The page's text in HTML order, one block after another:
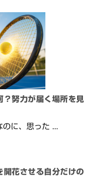
？努力が届く場所を見
に、思った ...
開花させる自分だけの